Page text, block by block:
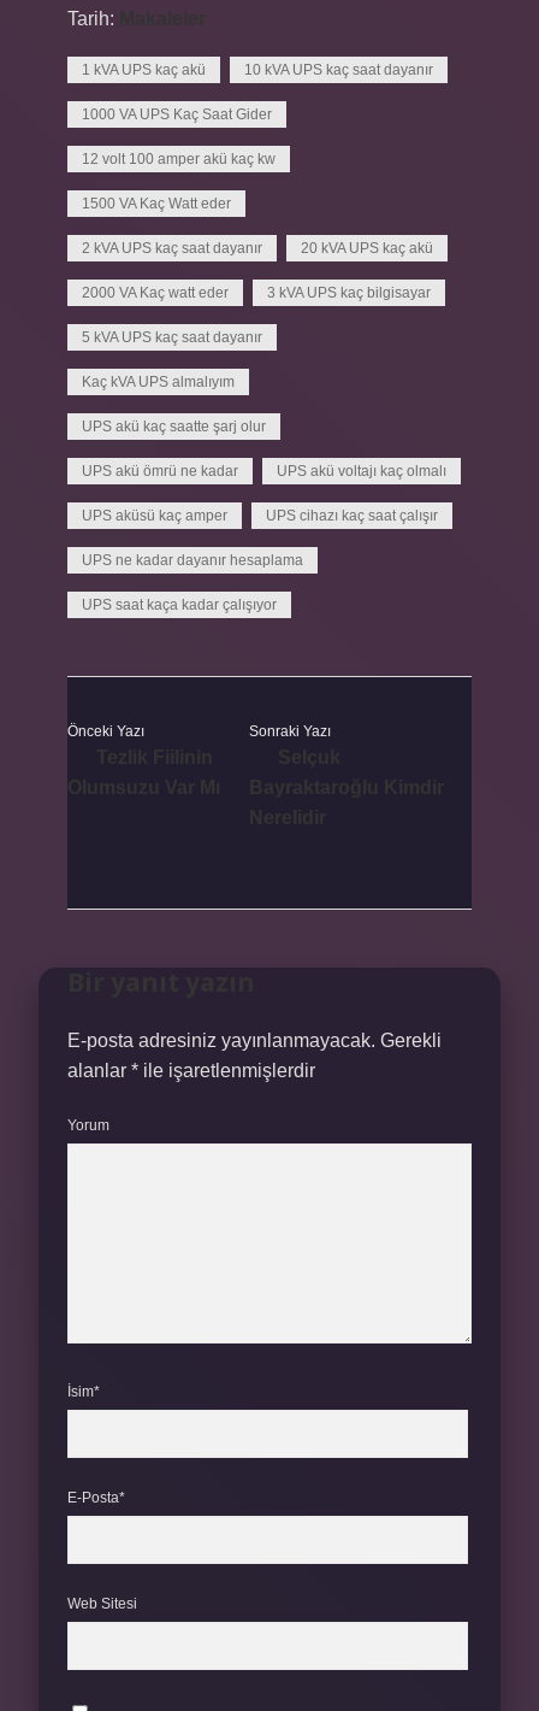
Tarih:
1 kVA UPS kaç akü 10 kVA UPS kaç saat dayanır
1000 VA UPS Kaç Saat Gider
12 volt 100 amper akü kaç kw
1500 VA Kaç Watt eder
2 kVA UPS kaç saat dayanır 20 kVA UPS kaç akü
2000 VA Kaç watt eder 3 kVA UPS kaç bilgisayar
5 kVA UPS kaç saat dayanır
Kaç kVA UPS almalıyım
UPS akü kaç saatte şarj olur
UPS akü ömrü ne kadar UPS akü voltajı kaç olmalı
UPS aküsü kaç amper UPS cihazı kaç saat çalışır
UPS ne kadar dayanır hesaplama
UPS saat kaça kadar çalışıyor
Önceki Yazı Sonraki Yazı
E-posta adresiniz yayınlanmayacak. Gerekli
alanlar * ile işaretlenmişlerdir
Yorum
İsim*
E-Posta*
Web Sitesi